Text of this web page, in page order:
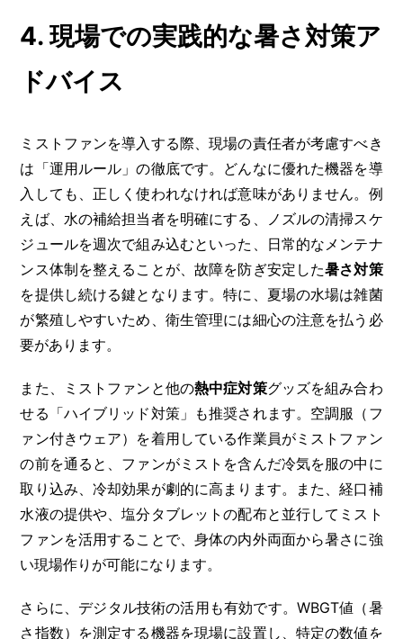
4. 現場での実践的な暑さ対策ア
ドバイス
ミストファンを導入する際、現場の責任者が考慮すべき
は「運用ルール」の徹底です。どんなに優れた機器を導
入しても、正しく使われなければ意味がありません。例
えば、水の補給担当者を明確にする、ノズルの清掃スケ
ジュールを週次で組み込むといった、日常的なメンテナ
ンス体制を整えることが、故障を防ぎ安定した暑さ対策
を提供し続ける鍵となります。特に、夏場の水場は雑菌
が繁殖しやすいため、衛生管理には細心の注意を払う必
要があります。
また、ミストファンと他の熱中症対策グッズを組み合わ
せる「ハイブリッド対策」も推奨されます。空調服（フ
ァン付きウェア）を着用している作業員がミストファン
の前を通ると、ファンがミストを含んだ冷気を服の中に
取り込み、冷却効果が劇的に高まります。また、経口補
水液の提供や、塩分タブレットの配布と並行してミスト
ファンを活用することで、身体の内外両面から暑さに強
い現場作りが可能になります。
さらに、デジタル技術の活用も有効です。WBGT値（暑
さ指数）を測定する機器を現場に設置し、特定の数値を